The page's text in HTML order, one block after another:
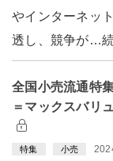
やインターネッ
透し、競争が…
全国小売流通特
＝マックスバリ
特集 小売